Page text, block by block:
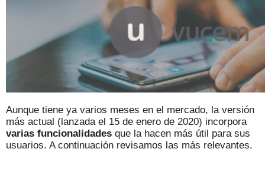
Aunque tiene ya varios meses en el mercado, la versión
más actual (lanzada el 15 de enero de 2020) incorpora
varias funcionalidades que la hacen más útil para sus
usuarios. A continuación revisamos las más relevantes.